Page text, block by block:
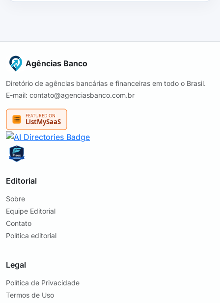
Agências Banco
Diretório de agências bancárias e financeiras em todo o Brasil.
E-mail: contato@agenciasbanco.com.br
Editorial
Sobre
Equipe Editorial
Contato
Política editorial
Legal
Política de Privacidade
Termos de Uso